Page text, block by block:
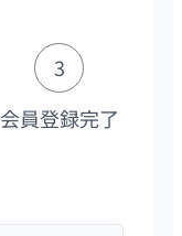
3
会員登録完了